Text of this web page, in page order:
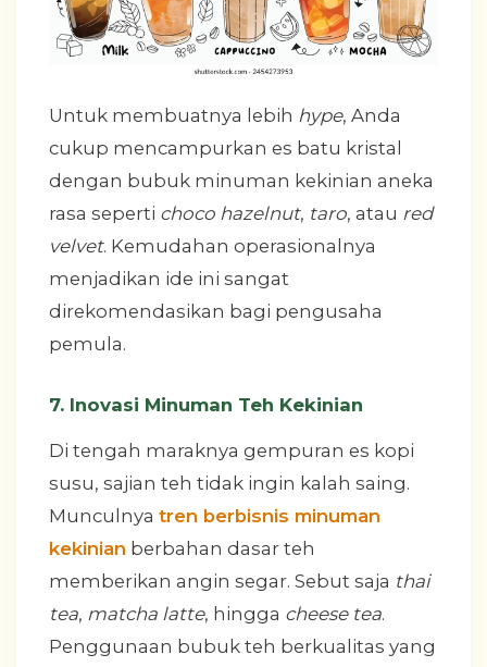
Untuk membuatnya lebih hype, Anda
cukup mencampurkan es batu kristal
dengan bubuk minuman kekinian aneka
rasa seperti choco hazelnut, taro, atau red
velvet. Kemudahan operasionalnya
menjadikan ide ini sangat
direkomendasikan bagi pengusaha
pemula.
7. Inovasi Minuman Teh Kekinian
Di tengah maraknya gempuran es kopi
susu, sajian teh tidak ingin kalah saing.
Munculnya tren berbisnis minuman
kekinian berbahan dasar teh
memberikan angin segar. Sebut saja thai
tea, matcha latte, hingga cheese tea.
Penggunaan bubuk teh berkualitas yang